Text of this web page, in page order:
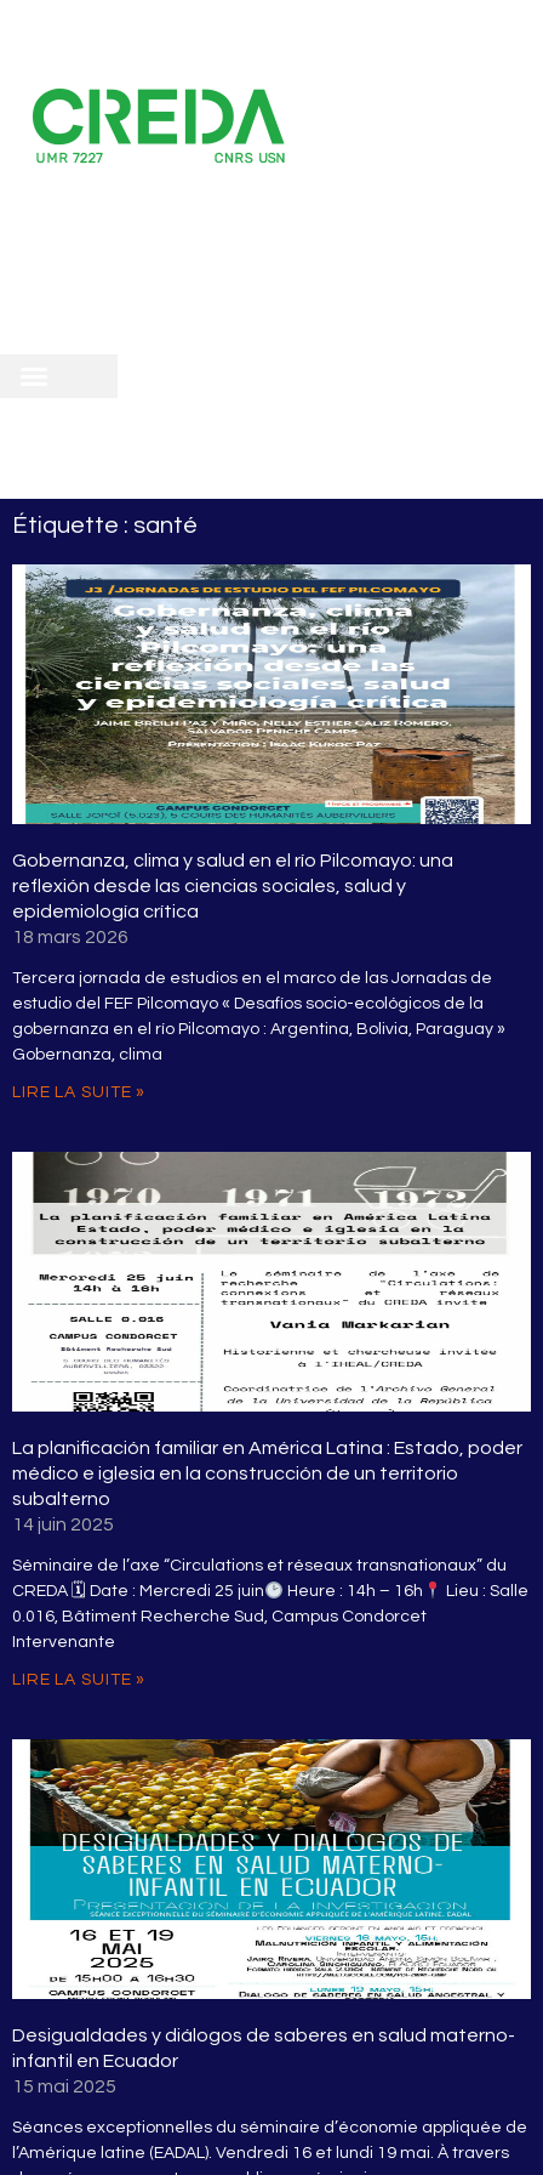
Étiquette : santé
Gobernanza, clima y salud en el río Pilcomayo: una
reflexión desde las ciencias sociales, salud y
epidemiología crítica
18 mars 2026
Tercera jornada de estudios en el marco de las Jornadas de
estudio del FEF Pilcomayo « Desafíos socio-ecológicos de la
gobernanza en el río Pilcomayo : Argentina, Bolivia, Paraguay »
Gobernanza, clima
LIRE LA SUITE »
La planificación familiar en América Latina : Estado, poder
médico e iglesia en la construcción de un territorio
subalterno
14 juin 2025
Séminaire de l’axe “Circulations et réseaux transnationaux” du
CREDA 🗓 Date : Mercredi 25 juin
Heure : 14h – 16h
Lieu : Salle
0.016, Bâtiment Recherche Sud, Campus Condorcet
Intervenante
LIRE LA SUITE »
Desigualdades y diálogos de saberes en salud materno-
infantil en Ecuador
15 mai 2025
Séances exceptionnelles du séminaire d’économie appliquée de
l’Amérique latine (EADAL). Vendredi 16 et lundi 19 mai. À travers